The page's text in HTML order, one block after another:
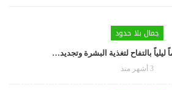
جمال بلا حدود
بالتفاح لتغذية البشرة وتجديد…
3 أشهر منذ